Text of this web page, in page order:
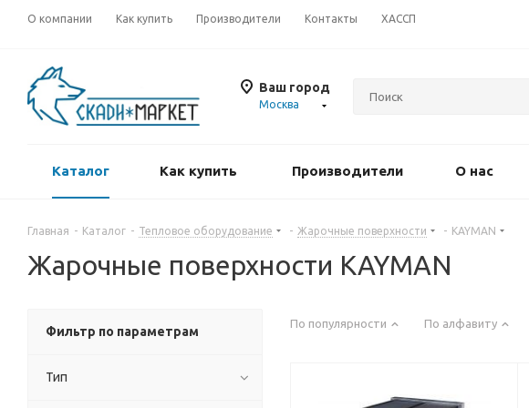
О компании Как купить Производители Контакты ХАССП
Ваш город
Москва
Каталог Как купить Производители О нас
Главная - Каталог - Тепловое оборудование - Жарочные поверхности - KAYMAN
Жарочные поверхности KAYMAN
По популярности По алфавиту
Фильтр по параметрам
Тип